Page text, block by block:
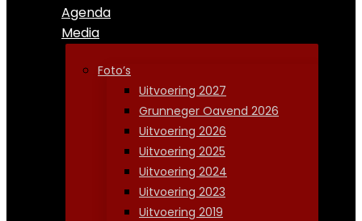
Agenda
Media
Foto’s
Uitvoering 2027
Grunneger Oavend 2026
Uitvoering 2026
Uitvoering 2025
Uitvoering 2024
Uitvoering 2023
Uitvoering 2019